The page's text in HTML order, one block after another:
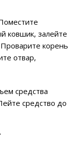
ковшик, залейте
корень
отвар,
средства
средство до